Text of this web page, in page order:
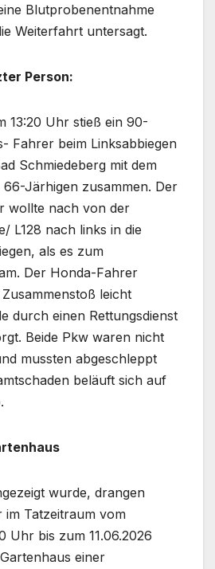
Blutprobenentnahme
Weiterfahrt untersagt.
Person:
13:20 Uhr stieß ein 90-
Fahrer beim Linksabbiegen
Schmiedeberg mit dem
Järhigen zusammen. Der
wollte nach von der
L128 nach links in die
als es zum
Der Honda-Fahrer
leicht
durch einen Rettungsdienst
Beide Pkw waren nicht
mussten abgeschleppt
beläuft sich auf
wurde, drangen
im Tatzeitraum vom
Uhr bis zum 11.06.2026
einer